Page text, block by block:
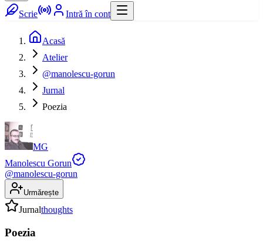
Scrie Intră în cont
Acasă
Atelier
@manolescu-gorun
Jurnal
Poezia
MG
Manolescu Gorun
@manolescu-gorun
Urmărește
Jurnalthoughts
Poezia